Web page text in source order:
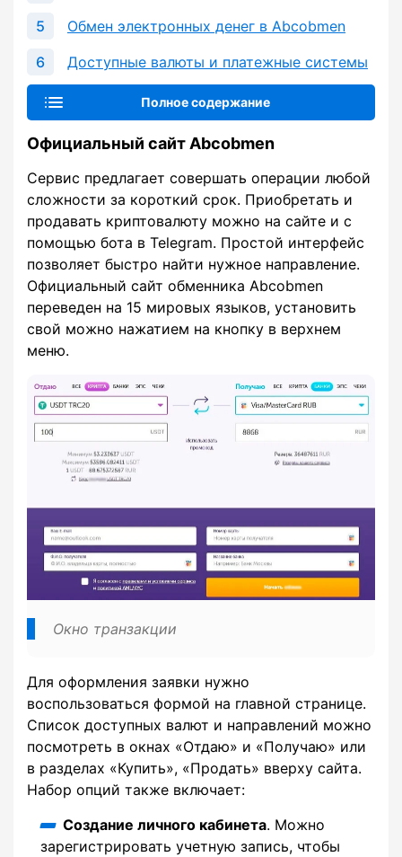
Обмен электронных денег в Abcobmen
Доступные валюты и платежные системы
Полное содержание
Официальный сайт Abcobmen
Сервис предлагает совершать операции любой
сложности за короткий срок. Приобретать и
продавать криптовалюту можно на сайте и с
помощью бота в Telegram. Простой интерфейс
позволяет быстро найти нужное направление.
Официальный сайт обменника Abcobmen
переведен на 15 мировых языков, установить
свой можно нажатием на кнопку в верхнем
меню.
Окно транзакции
Для оформления заявки нужно
воспользоваться формой на главной странице.
Список доступных валют и направлений можно
посмотреть в окнах «Отдаю» и «Получаю» или
в разделах «Купить», «Продать» вверху сайта.
Набор опций также включает:
Создание личного кабинета. Можно
зарегистрировать учетную запись, чтобы